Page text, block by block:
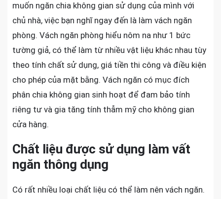
ĐÀ
NẴNG
muốn ngăn chia không gian sử dụng của mình với
chủ nhà, việc bạn nghĩ ngay đến là làm vách ngăn
phòng. Vách ngăn phòng hiểu nôm na như 1 bức
tường giả, có thể làm từ nhiều vật liệu khác nhau tùy
theo tính chất sử dụng, giá tiền thi công và điều kiện
cho phép của mặt bằng. Vách ngăn có mục đích
phân chia không gian sinh hoạt để đam bảo tính
riêng tư và gia tăng tính thẫm mỹ cho không gian
cửa hàng.
Chất liệu được sử dụng làm vất
ngăn thông dụng
Có rất nhiều loại chất liệu có thể làm nên vách ngăn.